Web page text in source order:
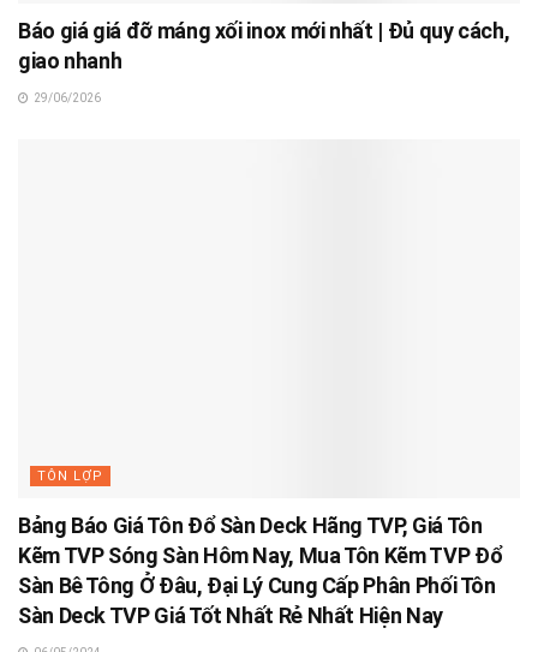
Báo giá giá đỡ máng xối inox mới nhất | Đủ quy cách,
giao nhanh
29/06/2026
TÔN LỢP
Bảng Báo Giá Tôn Đổ Sàn Deck Hãng TVP, Giá Tôn
Kẽm TVP Sóng Sàn Hôm Nay, Mua Tôn Kẽm TVP Đổ
Sàn Bê Tông Ở Đâu, Đại Lý Cung Cấp Phân Phối Tôn
Sàn Deck TVP Giá Tốt Nhất Rẻ Nhất Hiện Nay